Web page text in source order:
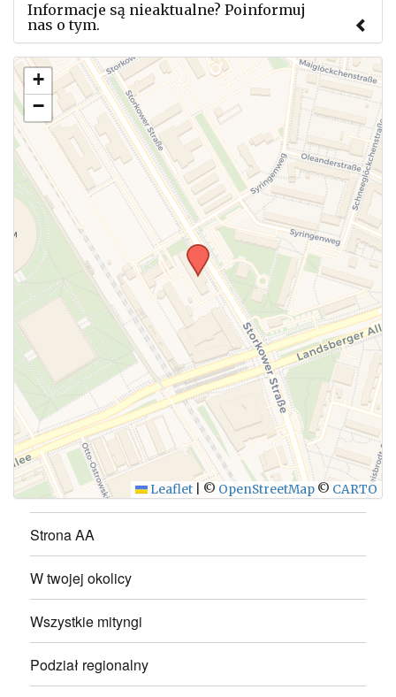
Informacje są nieaktualne? Poinformuj
nas o tym.
Użyj tego formularza aby przesłać informację o
zmianach w powyższym mityngu.
WYŚLIJ
+
−
Leaflet © OpenStreetMap © CARTO
Strona AA
W twojej okolicy
Wszystkie mityngi
Podział regionalny